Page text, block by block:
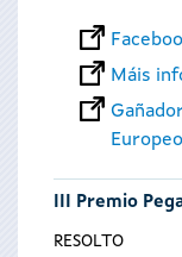
Máis
III Premio
RESOLTO